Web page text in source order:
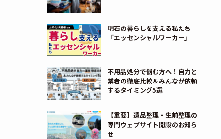
明石の暮らしを支える私たち
「エッセンシャルワーカー」
不用品処分で悩む方へ！自力と
業者の徹底比較＆みんなが依頼
するタイミング5選
【重要】遺品整理・生前整理の
専門ウェブサイト開設のお知ら
せ